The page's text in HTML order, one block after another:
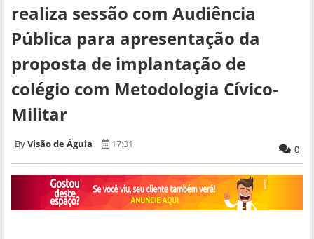
realiza sessão com Audiência
Pública para apresentação da
proposta de implantação de
colégio com Metodologia Cívico-
Militar
Visão de Águia 17:31 0